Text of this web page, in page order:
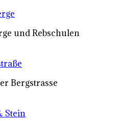
und Rebschulen
Bergstrasse
Stein